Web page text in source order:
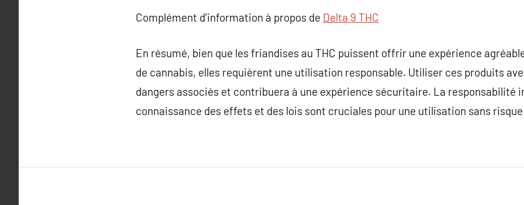
Complément d’information à propos de Delta 9 THC
En résumé, bien que les friandises au THC puissent offrir une expérience
de cannabis, elles requièrent une utilisation responsable. Utiliser ces produits
dangers associés et contribuera à une expérience sécuritaire. La responsabilité
connaissance des effets et des lois sont cruciales pour une utilisation sans